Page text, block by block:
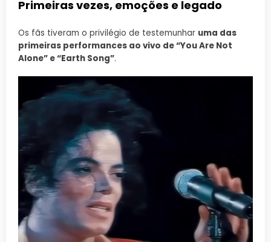
Primeiras vezes, emoções e legado
Os fãs tiveram o privilégio de testemunhar uma das
primeiras performances ao vivo de “You Are Not
Alone” e “Earth Song”.